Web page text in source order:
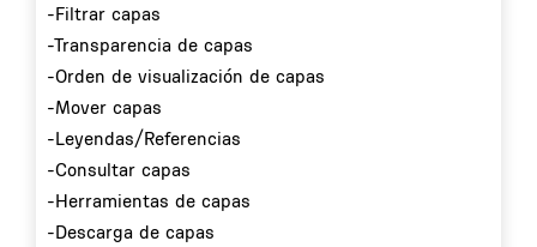
-Filtrar capas
-Transparencia de capas
-Orden de visualización de capas
-Mover capas
-Leyendas/Referencias
-Consultar capas
-Herramientas de capas
-Descarga de capas